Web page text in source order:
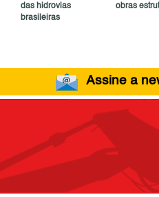
das hidrovias
brasileiras
obras
Assine a